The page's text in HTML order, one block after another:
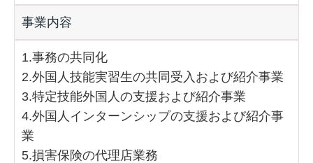
事業内容
1.事務の共同化
2.外国人技能実習生の共同受入および紹介事業
3.特定技能外国人の支援および紹介事業
4.外国人インターンシップの支援および紹介事
業
5.損害保険の代理店業務